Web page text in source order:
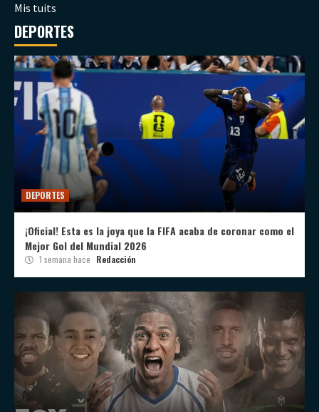
Mis tuits
DEPORTES
DEPORTES
¡Oficial! Esta es la joya que la FIFA acaba de coronar como el
Mejor Gol del Mundial 2026
1 semana hace Redacción